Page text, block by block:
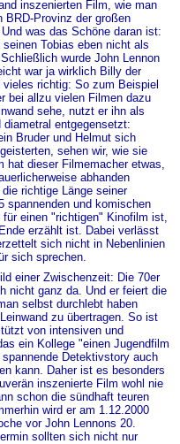
inszenierten Film, wie man
BRD-Provinz der großen
was das Schöne daran ist:
Tobias eben nicht als
wurde John Lennon
war ja wirklich Billy der
richtig: So zum Beispiel
bei allzu vielen Filmen dazu
sehe, nutzt er ihn als
entgegensetzt:
Bruder und Helmut sich
sehen wir, wie sie
hat dieser Filmemacher etwas,
abhanden
richtige Länge seiner
spannenden und komischen
einen "richtigen" Kinofilm ist,
erzählt ist. Dabei verlässt
sich nicht in Nebenlinien
sich sprechen.
einer Zwischenzeit: Die 70er
nicht ganz da. Und er feiert die
selbst durchlebt haben
zu übertragen. So ist
von intensiven und
ein Kollege "einen Jugendfilm
Detektivstory auch
kann. Daher ist es besonders
inszenierte Film wohl nie
schon die sündhaft teuren
wird er am 1.12.2000
vor John Lennons 20.
sollten sich nicht nur